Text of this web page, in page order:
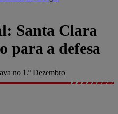
Santa Clara
para a defesa
no 1.º Dezembro